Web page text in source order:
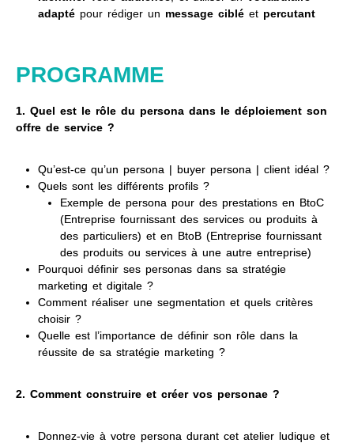
adapté pour rédiger un message ciblé et percutant
PROGRAMME
1. Quel est le rôle du persona dans le déploiement son
offre de service ?
Qu’est-ce qu’un persona | buyer persona | client idéal ?
Quels sont les différents profils ?
Exemple de persona pour des prestations en BtoC
(Entreprise fournissant des services ou produits à
des particuliers) et en BtoB (Entreprise fournissant
des produits ou services à une autre entreprise)
Pourquoi définir ses personas dans sa stratégie
marketing et digitale ?
Comment réaliser une segmentation et quels critères
choisir ?
Quelle est l’importance de définir son rôle dans la
réussite de sa stratégie marketing ?
2. Comment construire et créer vos personae ?
Donnez-vie à votre persona durant cet atelier ludique et